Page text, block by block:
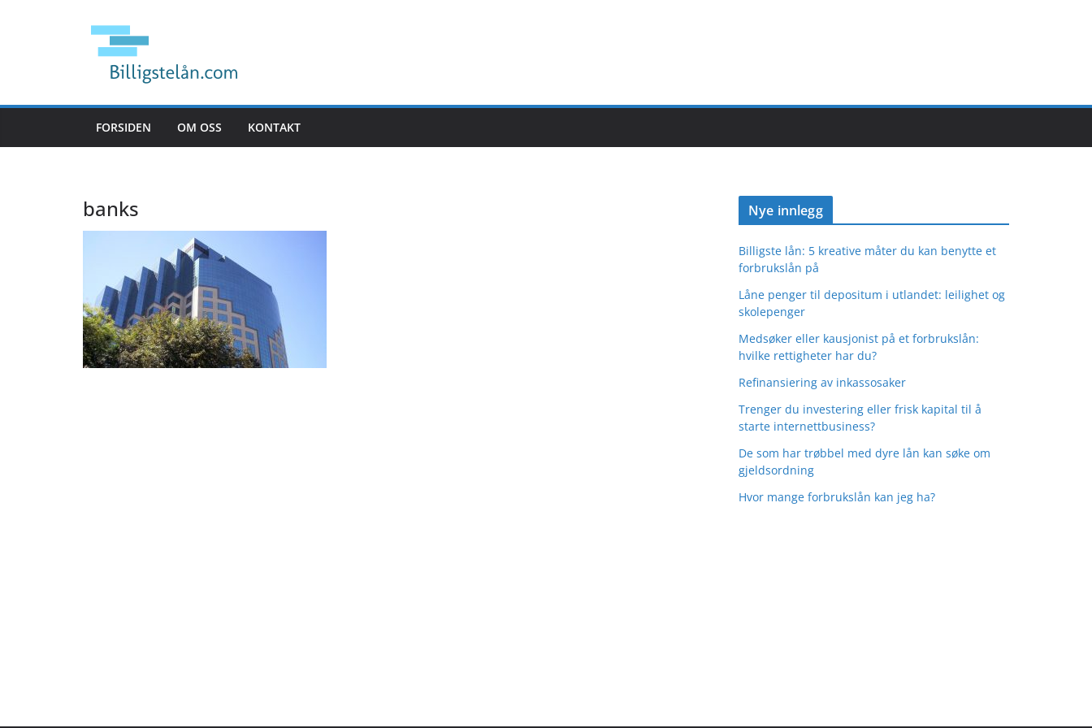
FORSIDEN OM OSS KONTAKT
banks Nye innlegg
Billigste lån: 5 kreative måter du kan benytte et
forbrukslån på
Låne penger til depositum i utlandet: leilighet og
skolepenger
Medsøker eller kausjonist på et forbrukslån:
hvilke rettigheter har du?
Refinansiering av inkassosaker
Trenger du investering eller frisk kapital til å
starte internettbusiness?
De som har trøbbel med dyre lån kan søke om
gjeldsordning
Hvor mange forbrukslån kan jeg ha?